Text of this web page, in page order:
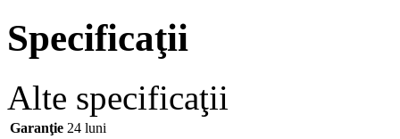
Specificaţii
Alte specificaţii
Garanţie 24 luni